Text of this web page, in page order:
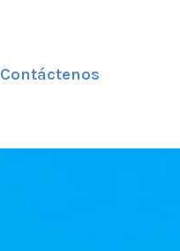
Contáctenos